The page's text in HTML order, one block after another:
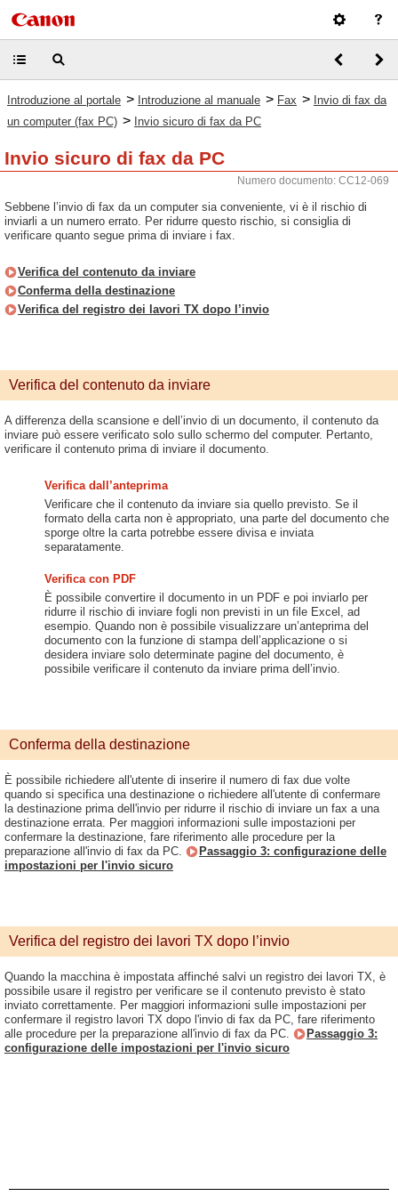
Introduzione al portale > Introduzione al manuale > Fax > Invio di fax da
un computer (fax PC) > Invio sicuro di fax da PC
Invio sicuro di fax da PC
Numero documento: CC12-069
Sebbene l’invio di fax da un computer sia conveniente, vi è il rischio di
inviarli a un numero errato. Per ridurre questo rischio, si consiglia di
verificare quanto segue prima di inviare i fax.
Verifica del contenuto da inviare
Conferma della destinazione
Verifica del registro dei lavori TX dopo l’invio
Verifica del contenuto da inviare
A differenza della scansione e dell’invio di un documento, il contenuto da
inviare può essere verificato solo sullo schermo del computer. Pertanto,
verificare il contenuto prima di inviare il documento.
Verifica dall’anteprima
Verificare che il contenuto da inviare sia quello previsto. Se il
formato della carta non è appropriato, una parte del documento che
sporge oltre la carta potrebbe essere divisa e inviata
separatamente.
Verifica con PDF
È possibile convertire il documento in un PDF e poi inviarlo per
ridurre il rischio di inviare fogli non previsti in un file Excel, ad
esempio. Quando non è possibile visualizzare un’anteprima del
documento con la funzione di stampa dell’applicazione o si
desidera inviare solo determinate pagine del documento, è
possibile verificare il contenuto da inviare prima dell’invio.
Conferma della destinazione
È possibile richiedere all'utente di inserire il numero di fax due volte
quando si specifica una destinazione o richiedere all'utente di confermare
la destinazione prima dell'invio per ridurre il rischio di inviare un fax a una
destinazione errata. Per maggiori informazioni sulle impostazioni per
confermare la destinazione, fare riferimento alle procedure per la
preparazione all'invio di fax da PC.
Passaggio 3: configurazione delle
impostazioni per l'invio sicuro
Verifica del registro dei lavori TX dopo l’invio
Quando la macchina è impostata affinché salvi un registro dei lavori TX, è
possibile usare il registro per verificare se il contenuto previsto è stato
inviato correttamente. Per maggiori informazioni sulle impostazioni per
confermare il registro lavori TX dopo l'invio di fax da PC, fare riferimento
alle procedure per la preparazione all'invio di fax da PC.
Passaggio 3:
configurazione delle impostazioni per l'invio sicuro